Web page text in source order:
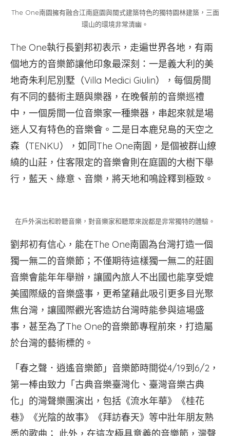
The One南園擁有融合江南庭園與閩式建築特色的獨特園林建築，三面
環山的環境非常清幽。
The One執行長劉邦初表示，走遍世界各地，有兩
個地方的音樂節讓他印象最深刻：一是義大利的美
地奇朱利尼別墅（Villa Medici Giulin），每個房間
有不同的藝術主題與樂器，在晚餐前的音樂巡禮
中，一個房間一位音樂家一種樂器，串起來就是場
迷人又有特色的音樂會。二是日本鹿兒島的天空之
森（TENKU），如同The One南園，是個被群山繚
繞的山莊，住客限定的音樂會則在庭園的大樹下舉
行，藍天、綠意、音樂，將天地和鳴詮釋到極致。
在戶外演出和聆聽音樂，對音樂家和聽眾來說都是非常獨特的體驗。
劉邦初有信心，能在The One南園為台灣打造一個
獨一無二的音樂節；不僅期待這樣獨一無二的莊園
音樂會能年年舉辦，讓國內旅人不出國也能享受媲
美國際級的音樂盛事，更希望藉此吸引更多目光聚
焦台灣，讓國際觀光客造訪台灣時能參與這場盛
事，甚至為了The One的音樂節專程前來，打造屬
於台灣的藝術標的。
「春之聲．逍遙音樂節」音樂節時間從4/19到6/2，
第一棒由致力「古典音樂臺灣化、臺灣音樂古典
化」的灣聲樂團演出，包括《流水年華》《桂花
巷》《光陰的故事》《拜訪春天》等中壯年朋友熟